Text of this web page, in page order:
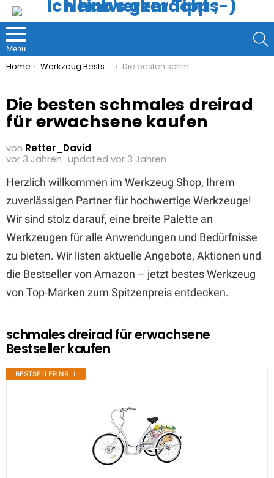
Menu
You are here:
Home Werkzeug Bestseller Die besten schmales dreirad für erwachsene kaufen
Die besten schmales dreirad
für erwachsene kaufen
von Retter_David
vor 3 Jahren updated vor 3 Jahren
Herzlich willkommen im Werkzeug Shop, Ihrem
zuverlässigen Partner für hochwertige Werkzeuge!
Wir sind stolz darauf, eine breite Palette an
Werkzeugen für alle Anwendungen und Bedürfnisse
zu bieten. Wir listen aktuelle Angebote, Aktionen und
die Bestseller von Amazon – jetzt bestes Werkzeug
von Top-Marken zum Spitzenpreis entdecken.
schmales dreirad für erwachsene
Bestseller kaufen
BESTSELLER NR. 1